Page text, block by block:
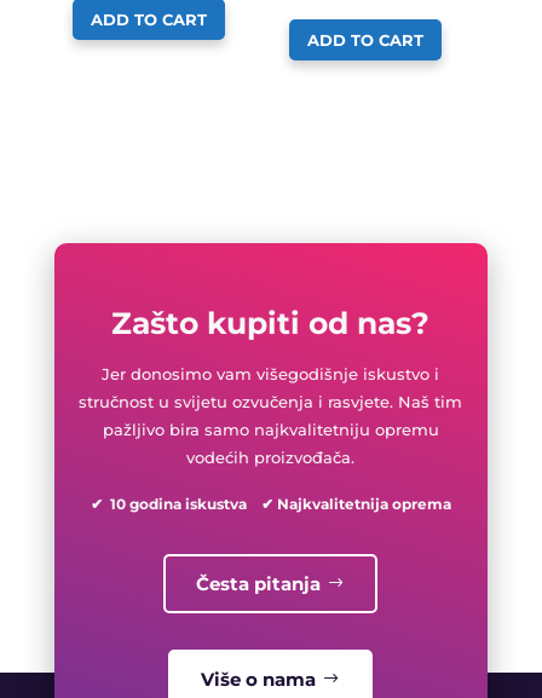
ADD TO CART
ADD TO CART
Zašto kupiti od nas?
Jer donosimo vam višegodišnje iskustvo i
stručnost u svijetu ozvučenja i rasvjete. Naš tim
pažljivo bira samo najkvalitetniju opremu
vodećih proizvođača.
✔ 10 godina iskustva ✔ Najkvalitetnija oprema
Česta pitanja
Više o nama